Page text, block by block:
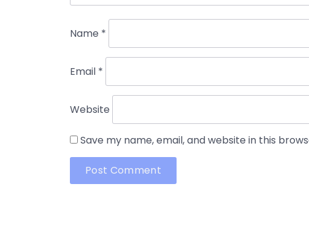
Name *
Email *
Website
Save my name, email, and website in this